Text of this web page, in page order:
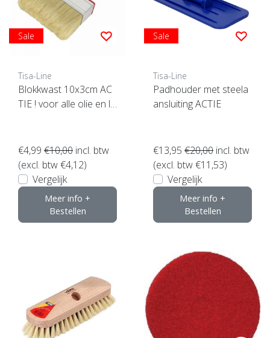
Sale
Tisa-Line
Blokkwast 10x3cm AC
TIE ! voor alle olie en la
€4,99 €10,00 incl. btw
(excl. btw €4,12)
Vergelijk
Meer info +
Bestellen
Sale
Tisa-Line
Padhouder met steela
ansluiting ACTIE
€13,95 €20,00 incl. btw
(excl. btw €11,53)
Vergelijk
Meer info +
Bestellen